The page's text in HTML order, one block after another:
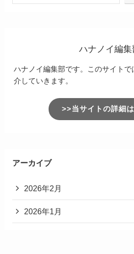
ハナノイ編集
ハナノイ編集部です。このサイト
介していきます。
>>当サイトの詳細
アーカイブ
2026年2月
2026年1月